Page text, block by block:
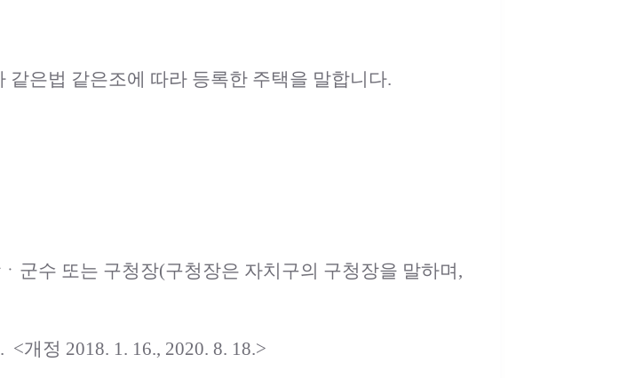
은법 같은조에 따라 등록한 주택을 말합니다.
수 또는 구청장(구청장은 자치구의 구청장을 말하며,
<개정 2018. 1. 16., 2020. 8. 18.>